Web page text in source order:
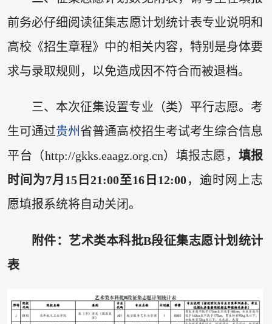
前务必仔细阅读征集志愿计划统计表专业说明和
高校《招生章程》中的相关内容，特别是身体要
求与录取规则，以免造成因不符合而被退档。
三、本次征集设置专业（类）平行志愿。考
生可通过贵州 省普通高校招生考试考生综合信息
平台（http://gkks.eaagz.org.cn）填报志愿， 填报
时间为7月15日21:00至16日12:00，逾时网上志
愿填报系统将自动关闭。
附件：艺术类本科批B段征集志愿计划统计
表